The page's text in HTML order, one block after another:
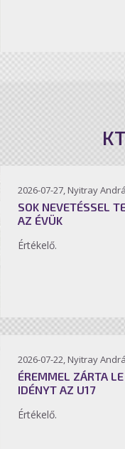
2026-07-27, Nyitray
SOK NEVETÉSSEL
AZ ÉVÜK
Értékelő.
2026-07-22, Nyitray
ÉREMMEL ZÁRTA
IDÉNYT AZ U17
Értékelő.